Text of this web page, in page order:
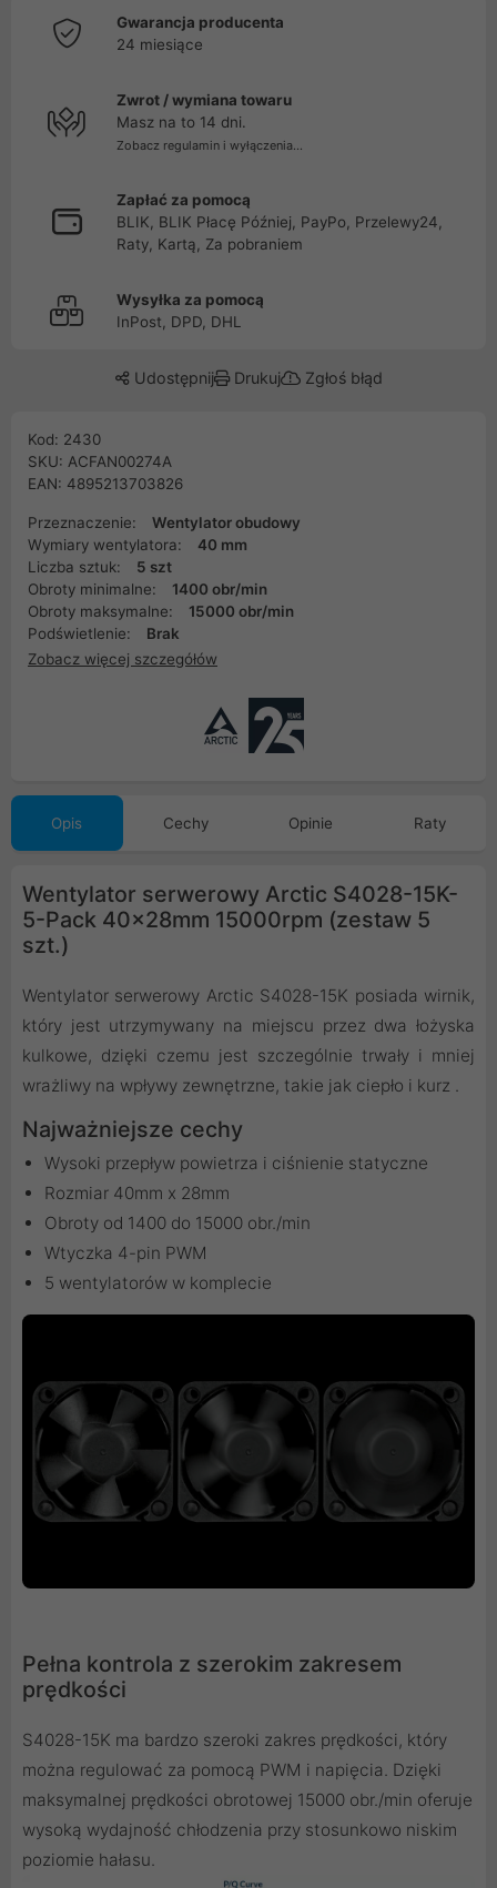
Gwarancja producenta
24 miesiące
Zwrot / wymiana towaru
Masz na to 14 dni.
Zobacz regulamin i wyłączenia...
Zapłać za pomocą
BLIK, BLIK Płacę Później, PayPo, Przelewy24,
Raty, Kartą, Za pobraniem
Wysyłka za pomocą
InPost, DPD, DHL
Udostępnij Drukuj Zgłoś błąd
Kod: 2430
SKU: ACFAN00274A
EAN: 4895213703826
Przeznaczenie:
Wentylator obudowy
Wymiary wentylatora:
40 mm
Liczba sztuk:
5 szt
Obroty minimalne:
1400 obr/min
Obroty maksymalne:
15000 obr/min
Podświetlenie:
Brak
Zobacz więcej szczegółów
Opis Cechy Opinie Raty
Wentylator serwerowy Arctic S4028-15K-
5-Pack 40x28mm 15000rpm (zestaw 5
szt.)
Wentylator serwerowy Arctic S4028-15K posiada wirnik,
który jest utrzymywany na miejscu przez dwa łożyska
kulkowe, dzięki czemu jest szczególnie trwały i mniej
wrażliwy na wpływy zewnętrzne, takie jak ciepło i kurz .
Najważniejsze cechy
Wysoki przepływ powietrza i ciśnienie statyczne
Rozmiar 40mm x 28mm
Obroty od 1400 do 15000 obr./min
Wtyczka 4-pin PWM
5 wentylatorów w komplecie
Pełna kontrola z szerokim zakresem
prędkości
S4028-15K ma bardzo szeroki zakres prędkości, który
można regulować za pomocą PWM i napięcia. Dzięki
maksymalnej prędkości obrotowej 15000 obr./min oferuje
wysoką wydajność chłodzenia przy stosunkowo niskim
poziomie hałasu.